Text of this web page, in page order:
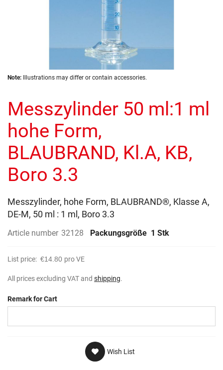
Skip
beginning
of
the
images
Note: Illustrations may differ or contain accessories.
Messzylinder 50 ml:1 ml
hohe Form,
BLAUBRAND, Kl.A, KB,
Boro 3.3
Messzylinder, hohe Form, BLAUBRAND®, Klasse A,
DE-M, 50 ml : 1 ml, Boro 3.3
Article number 32128 Packungsgröße 1 Stk
List price: €14.80 pro VE
All prices excluding VAT and shipping.
Remark for Cart
Wish List